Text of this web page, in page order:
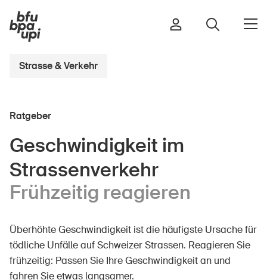
Sport & Bewegung
Zuhause & Garten
Gebäude & Anlagen
Im Alter
In der Schule
Im Unternehmen
Strasse & Verkehr
Ratgeber
Geschwindigkeit im
Strassenverkehr
Frühzeitig reagieren
Überhöhte Geschwindigkeit ist die häufigste Ursache für
tödliche Unfälle auf Schweizer Strassen. Reagieren Sie
frühzeitig: Passen Sie Ihre Geschwindigkeit an und
fahren Sie etwas langsamer.